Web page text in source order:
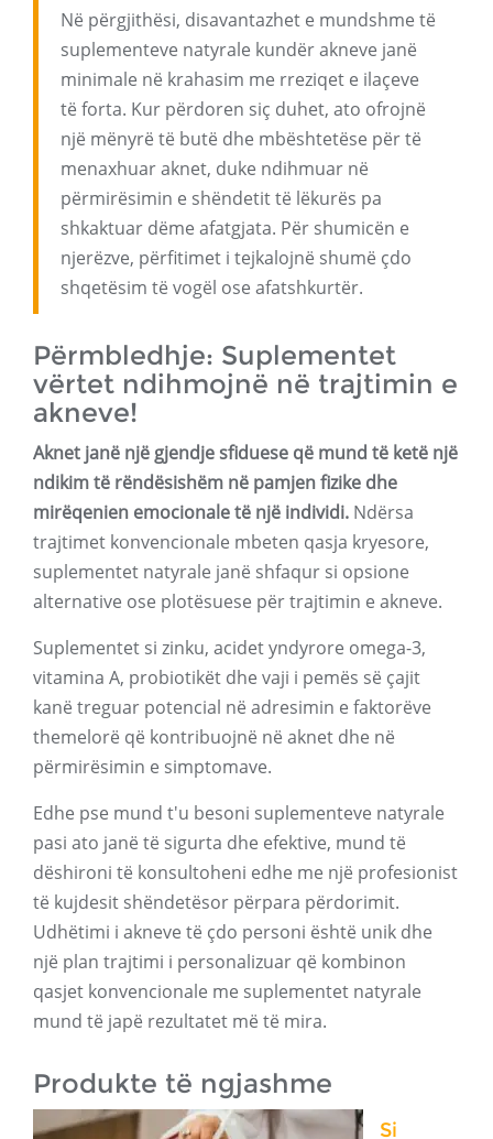
Në përgjithësi, disavantazhet e mundshme të
suplementeve natyrale kundër akneve janë
minimale në krahasim me rreziqet e ilaçeve
të forta. Kur përdoren siç duhet, ato ofrojnë
një mënyrë të butë dhe mbështetëse për të
menaxhuar aknet, duke ndihmuar në
përmirësimin e shëndetit të lëkurës pa
shkaktuar dëme afatgjata. Për shumicën e
njerëzve, përfitimet i tejkalojnë shumë çdo
shqetësim të vogël ose afatshkurtër.
Përmbledhje: Suplementet
vërtet ndihmojnë në trajtimin e
akneve!
Aknet janë një gjendje sfiduese që mund të ketë një
ndikim të rëndësishëm në pamjen fizike dhe
mirëqenien emocionale të një individi. Ndërsa
trajtimet konvencionale mbeten qasja kryesore,
suplementet natyrale janë shfaqur si opsione
alternative ose plotësuese për trajtimin e akneve.
Suplementet si zinku, acidet yndyrore omega-3,
vitamina A, probiotikët dhe vaji i pemës së çajit
kanë treguar potencial në adresimin e faktorëve
themelorë që kontribuojnë në aknet dhe në
përmirësimin e simptomave.
Edhe pse mund t'u besoni suplementeve natyrale
pasi ato janë të sigurta dhe efektive, mund të
dëshironi të konsultoheni edhe me një profesionist
të kujdesit shëndetësor përpara përdorimit.
Udhëtimi i akneve të çdo personi është unik dhe
një plan trajtimi i personalizuar që kombinon
qasjet konvencionale me suplementet natyrale
mund të japë rezultatet më të mira.
Produkte të ngjashme
Si